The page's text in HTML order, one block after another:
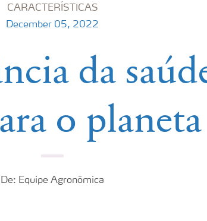
CARACTERÍSTICAS
December 05, 2022
da
o planeta
De: Equipe Agronômica